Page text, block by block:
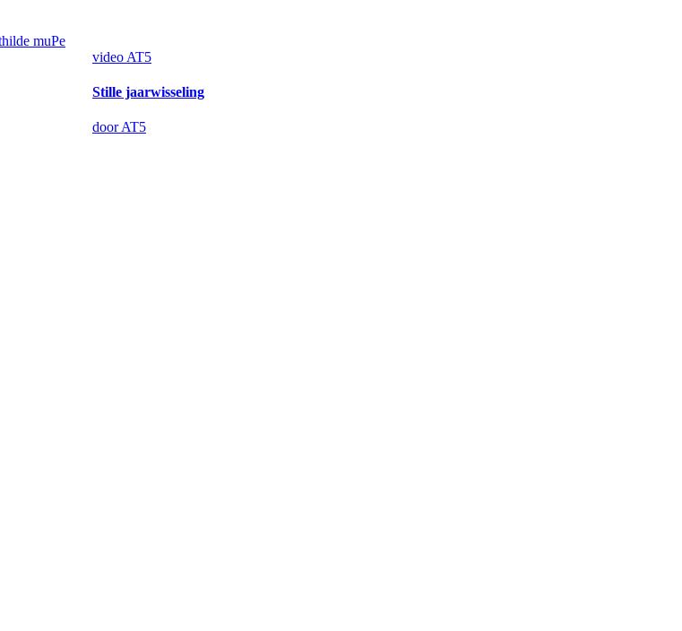
video AT5
Stille jaarwisseling
door AT5